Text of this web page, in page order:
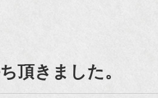
ち頂きました。